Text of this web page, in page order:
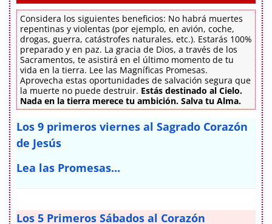
Considera los siguientes beneficios: No habrá muertes
repentinas y violentas (por ejemplo, en avión, coche,
drogas, guerra, catástrofes naturales, etc.). Estarás 100%
preparado y en paz. La gracia de Dios, a través de los
Sacramentos, te asistirá en el último momento de tu
vida en la tierra. Lee las Magníficas Promesas.
Aprovecha estas oportunidades de salvación segura que
la muerte no puede destruir. Estás destinado al Cielo.
Nada en la tierra merece tu ambición. Salva tu Alma.
Los 9 primeros viernes al Sagrado Corazón
de Jesús
Lea las Promesas...
Los 5 Primeros Sábados al Corazón